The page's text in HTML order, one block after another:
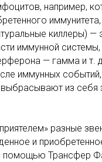
например,
киллеры) —
иммунной системы,
— гамма и т.
иммунных
выбрасывают из себя
разные
и
помощью Трансфер